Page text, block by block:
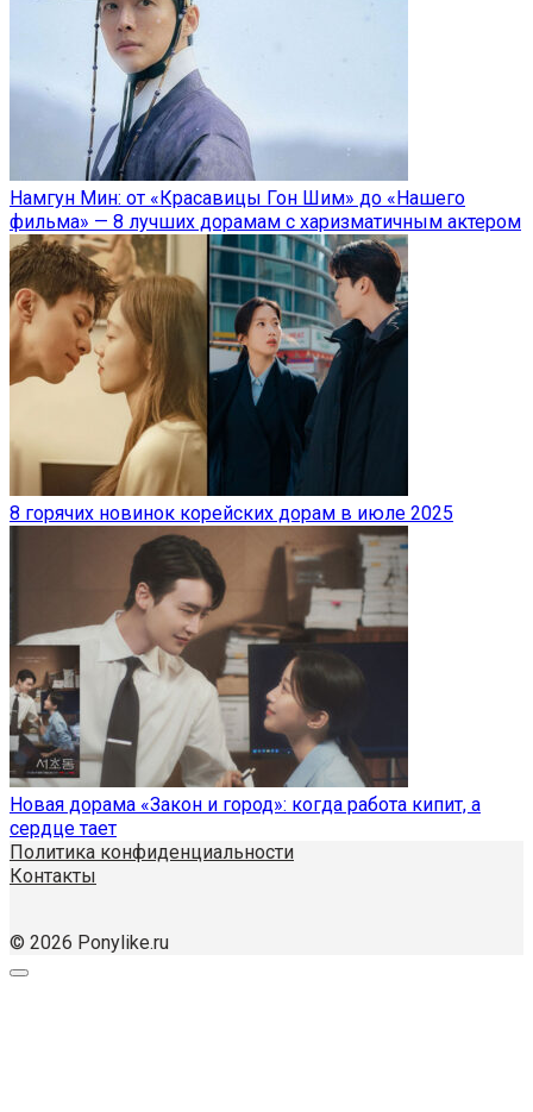
Намгун Мин: от «Красавицы Гон Шим» до «Нашего
фильма» — 8 лучших дорамам с харизматичным актером
8 горячих новинок корейских дорам в июле 2025
Новая дорама «Закон и город»: когда работа кипит, а
сердце тает
Политика конфиденциальности
Контакты
© 2026 Ponylike.ru